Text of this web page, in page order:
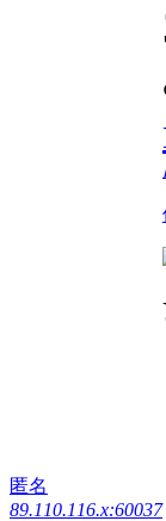
匿名
89.110.116.x:60037